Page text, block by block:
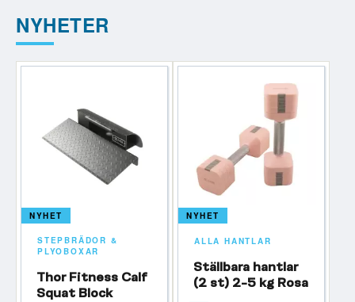
NYHETER
NYHET
STEPBRÄDOR &
PLYOBOXAR
Thor Fitness Calf
Squat Block
NYHET
ALLA HANTLAR
Ställbara hantlar
(2 st) 2-5 kg Rosa